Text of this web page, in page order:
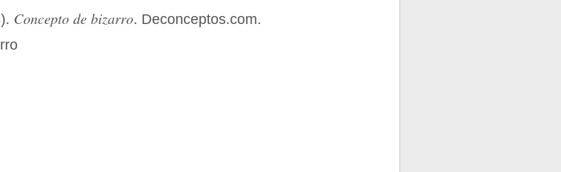
Concepto de bizarro. Deconceptos.com.